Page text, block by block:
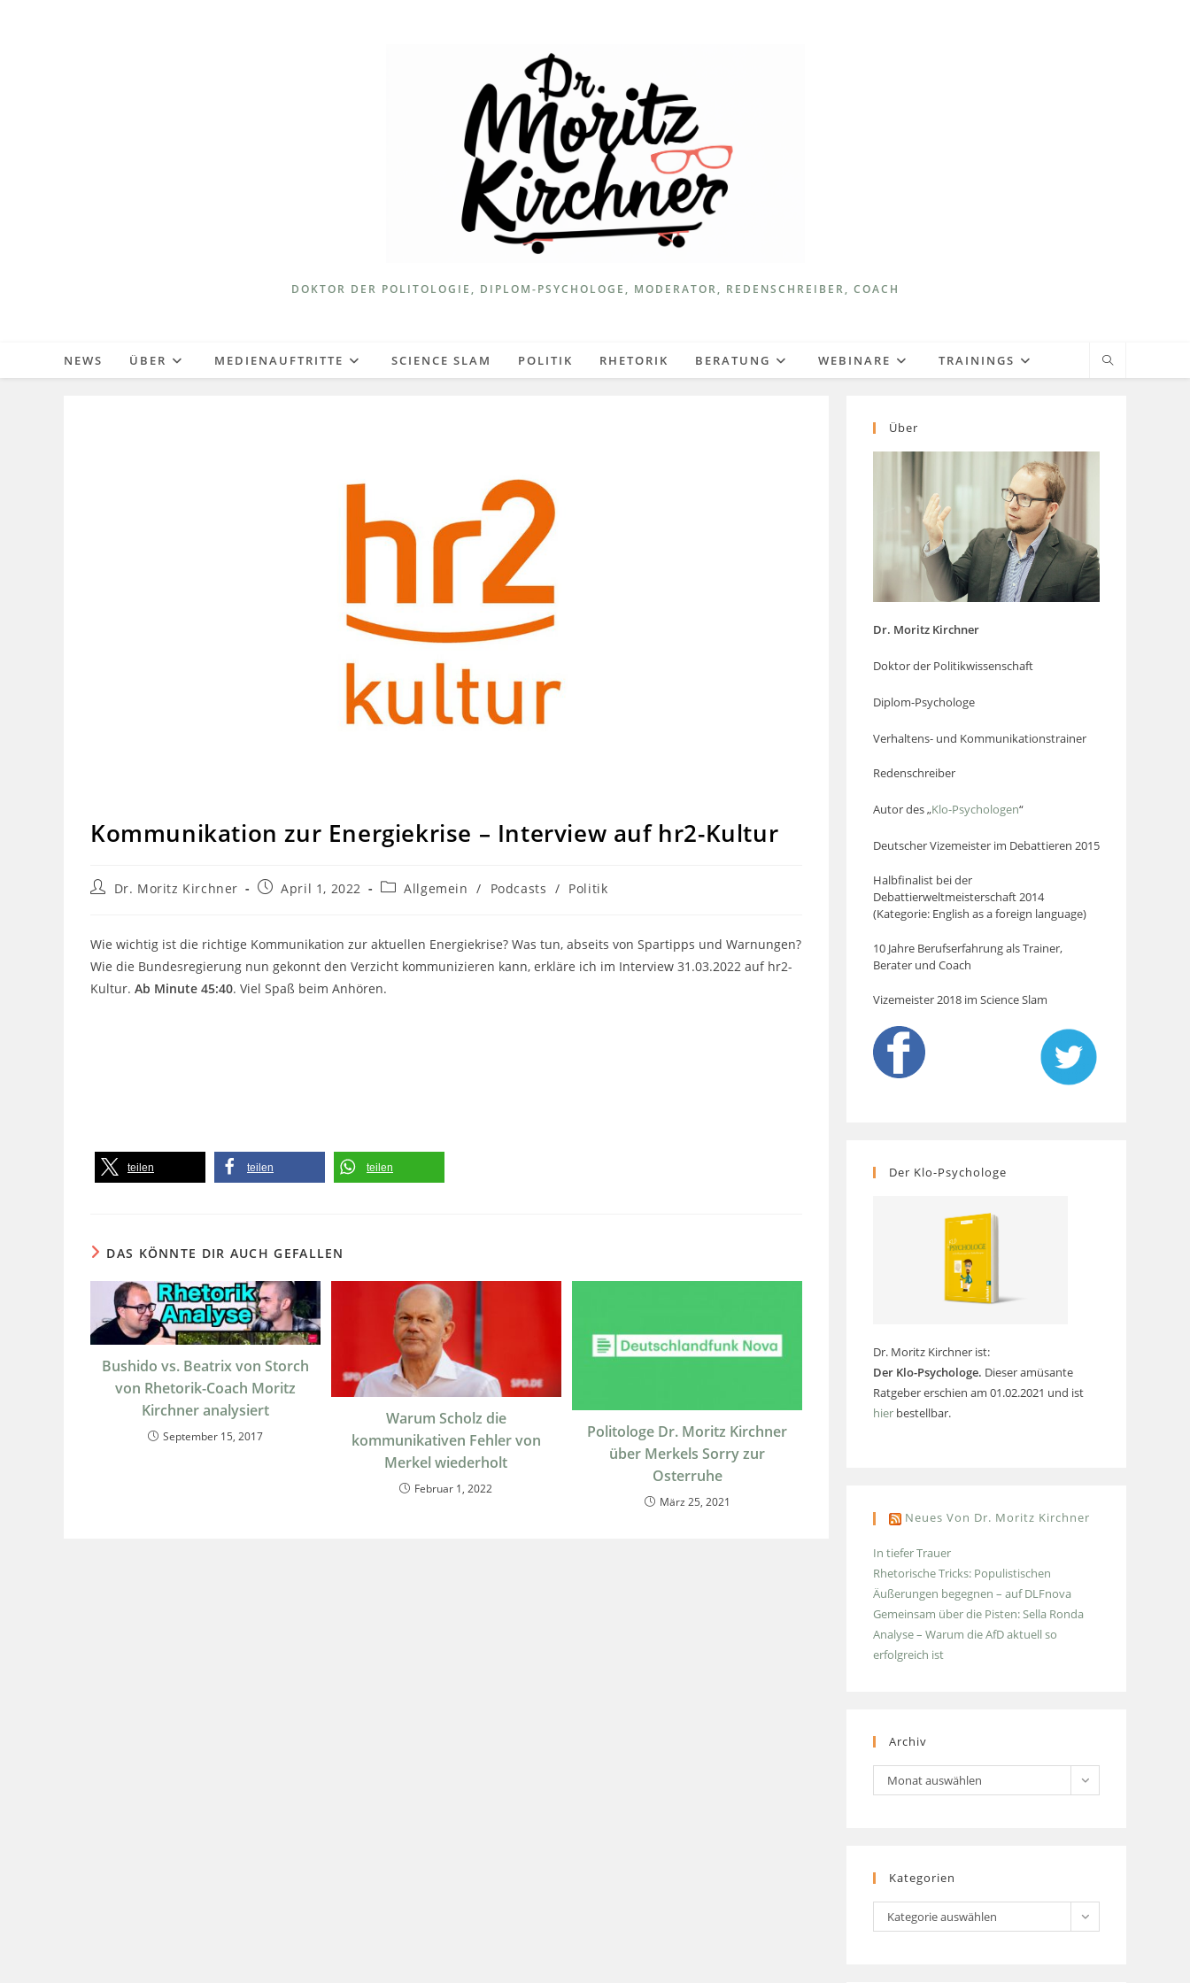
DOKTOR DER POLITOLOGIE, DIPLOM-PSYCHOLOGE, MODERATOR, REDENSCHREIBER, COACH
NEWS ÜBER MEDIENAUFTRITTE SCIENCE SLAM POLITIK RHETORIK BERATUNG WEBINARE TRAININGS
Kommunikation zur Energiekrise – Interview auf hr2-Kultur
Beitrags-
Dr. Moritz Kirchner
BeitragApril 1, 2022
Beitrags-
Allgemein / Podcasts / Politik
Wie wichtig ist die richtige Kommunikation zur aktuellen Energiekrise? Was tun, abseits von Spartipps und Warnungen?
Wie die Bundesregierung nun gekonnt den Verzicht kommunizieren kann, erkläre ich im Interview 31.03.2022 auf hr2-
Kultur. Ab Minute 45:40. Viel Spaß beim Anhören.
teilen teilen teilen
DAS KÖNNTE DIR AUCH GEFALLEN
Bushido vs. Beatrix von Storch
von Rhetorik-Coach Moritz
Kirchner analysiert
September 15, 2017
Warum Scholz die
kommunikativen Fehler von
Merkel wiederholt
Februar 1, 2022
Politologe Dr. Moritz Kirchner
über Merkels Sorry zur
Osterruhe
März 25, 2021
Über
Dr. Moritz Kirchner
Doktor der Politikwissenschaft
Diplom-Psychologe
Verhaltens- und Kommunikationstrainer
Redenschreiber
Autor des „Klo-Psychologen“
Deutscher Vizemeister im Debattieren 2015
Halbfinalist bei der
Debattierweltmeisterschaft 2014
(Kategorie: English as a foreign language)
10 Jahre Berufserfahrung als Trainer,
Berater und Coach
Vizemeister 2018 im Science Slam
Der Klo-Psychologe
Dr. Moritz Kirchner ist:
Der Klo-Psychologe. Dieser amüsante
Ratgeber erschien am 01.02.2021 und ist
hier bestellbar.
Neues Von Dr. Moritz Kirchner
In tiefer Trauer
Rhetorische Tricks: Populistischen
Äußerungen begegnen – auf DLFnova
Gemeinsam über die Pisten: Sella Ronda
Analyse – Warum die AfD aktuell so
erfolgreich ist
Archiv
Archiv
Monat auswählen
Kategorien
Kategorien
Kategorie auswählen